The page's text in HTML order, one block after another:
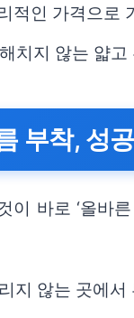
적인 가격으로
치지 않는 얇
부착, 성
이 바로 ‘올바
지 않는 곳에서